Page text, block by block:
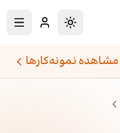
تغییر به حالت
مشاهده نمونه‌کارها